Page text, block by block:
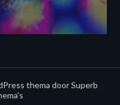
thema doorSuperb